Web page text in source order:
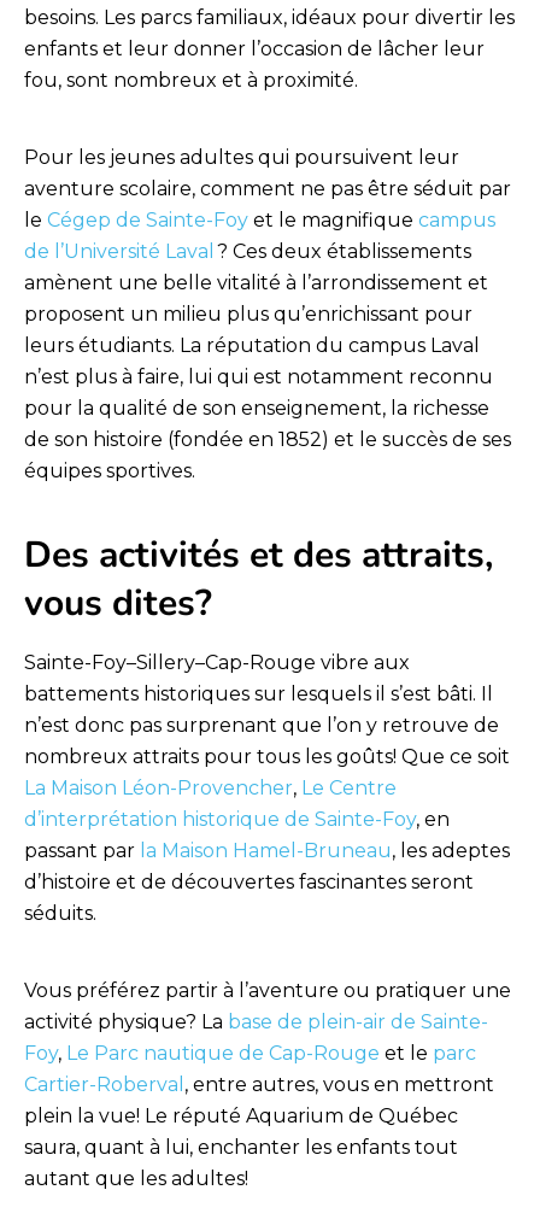
besoins. Les parcs familiaux, idéaux pour divertir les
enfants et leur donner l’occasion de lâcher leur
fou, sont nombreux et à proximité.
Pour les jeunes adultes qui poursuivent leur
aventure scolaire, comment ne pas être séduit par
le Cégep de Sainte-Foy et le magnifique campus
de l’Université Laval ? Ces deux établissements
amènent une belle vitalité à l’arrondissement et
proposent un milieu plus qu’enrichissant pour
leurs étudiants. La réputation du campus Laval
n’est plus à faire, lui qui est notamment reconnu
pour la qualité de son enseignement, la richesse
de son histoire (fondée en 1852) et le succès de ses
équipes sportives.
Des activités et des attraits,
vous dites?
Sainte-Foy–Sillery–Cap-Rouge vibre aux
battements historiques sur lesquels il s’est bâti. Il
n’est donc pas surprenant que l’on y retrouve de
nombreux attraits pour tous les goûts! Que ce soit
La Maison Léon-Provencher, Le Centre
d’interprétation historique de Sainte-Foy, en
passant par la Maison Hamel-Bruneau, les adeptes
d’histoire et de découvertes fascinantes seront
séduits.
Vous préférez partir à l’aventure ou pratiquer une
activité physique? La base de plein-air de Sainte-
Foy, Le Parc nautique de Cap-Rouge et le parc
Cartier-Roberval , entre autres, vous en mettront
plein la vue! Le réputé Aquarium de Québec
saura, quant à lui, enchanter les enfants tout
autant que les adultes!